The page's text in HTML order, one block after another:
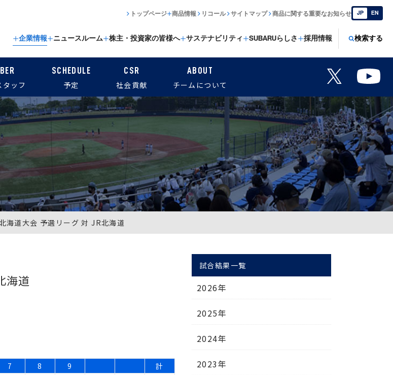
企業情報 ニュースルーム 株主・投資家の皆様へ サステナビリティ SUBARUらしさ 採用情報 検索する
トップページ 商品情報 リコール サイトマップ 商品に関する重要なお知らせ JP EN
ッフ
SCHEDULE
予定
CSR
社会貢献
ABOUT
チームについて
海道大会 予選リーグ 対 JR北海道
海道
7 8 9
計
試合結果一覧
2026年
2025年
2024年
2023年